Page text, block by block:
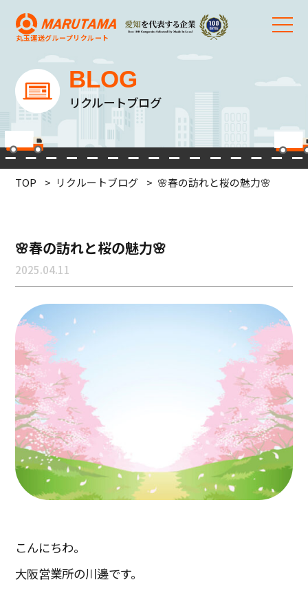
丸玉運送グループリクルート
BLOG
リクルートブログ
TOP リクルートブログ 🌸春の訪れと桜の魅力🌸
🌸春の訪れと桜の魅力🌸
2025.04.11
こんにちわ。
大阪営業所の川邊です。